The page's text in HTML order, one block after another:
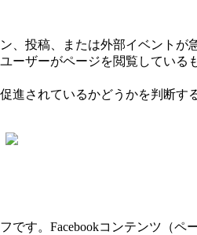
投稿、または外部イベントが
ザーがページを閲覧してい
されているかどうかを判断す
す。Facebookコンテンツ（